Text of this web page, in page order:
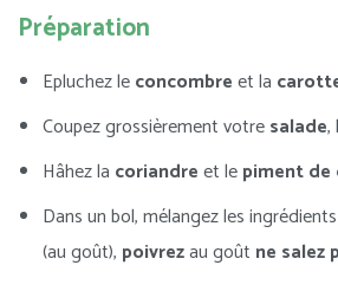
Préparation
Epluchez leconcombreet la
Coupez grossièrement votresalade,
Hâhez la coriandreet lepiment de
Dans un bol, mélangez les
(au goût), poivrezau goût ne salez